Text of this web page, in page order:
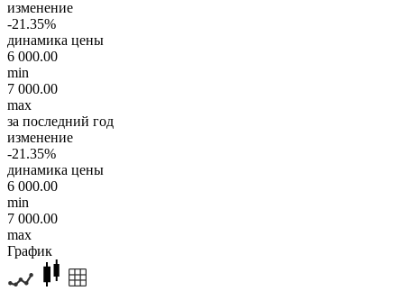
изменение
-21.35%
динамика цены
6 000.00
min
7 000.00
max
за последний год
изменение
-21.35%
динамика цены
6 000.00
min
7 000.00
max
График